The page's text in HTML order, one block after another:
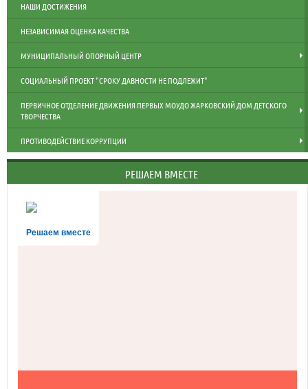
НАШИ ДОСТИЖЕНИЯ
НЕЗАВИСИМАЯ ОЦЕНКА КАЧЕСТВА
МУНИЦИПАЛЬНЫЙ ОПОРНЫЙ ЦЕНТР
СОЦИАЛЬНЫЙ ПРОЕКТ "СРОКУ ДАВНОСТИ НЕ ПОДЛЕЖИТ"
ПЕРВИЧНОЕ ОТДЕЛЕНИЕ ДВИЖЕНИЯ ПЕРВЫХ МОУДО ЖАРКОВСКИЙ ДОМ ДЕТСКОГО
ТВОРЧЕСТВА
ПРОТИВОДЕЙСТВИЕ КОРРУПЦИИ
РЕШАЕМ ВМЕСТЕ
Решаем вместе